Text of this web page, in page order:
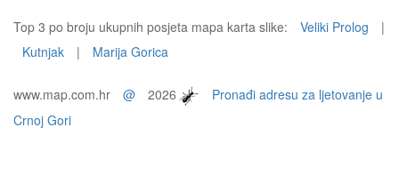
Top 3 po broju ukupnih posjeta mapa karta slike: Veliki Prolog
|
Kutnjak
| Marija Gorica
www.map.com.hr @ 2026
Pronađi adresu za ljetovanje u
Crnoj Gori